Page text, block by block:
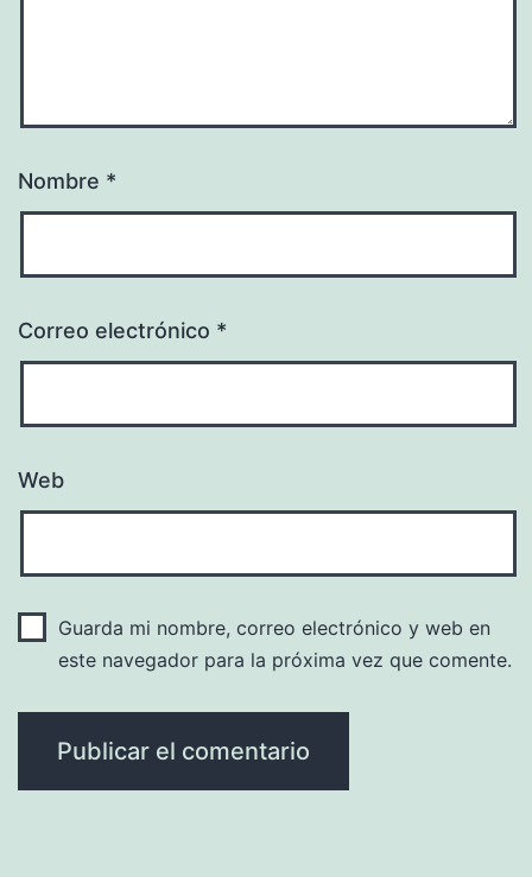
Nombre *
Correo electrónico *
Web
Guarda mi nombre, correo electrónico y web en
este navegador para la próxima vez que comente.